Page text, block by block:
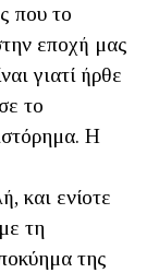
που το
εποχή μας
γιατί ήρθε
το
Η
και ενίοτε
τη
της